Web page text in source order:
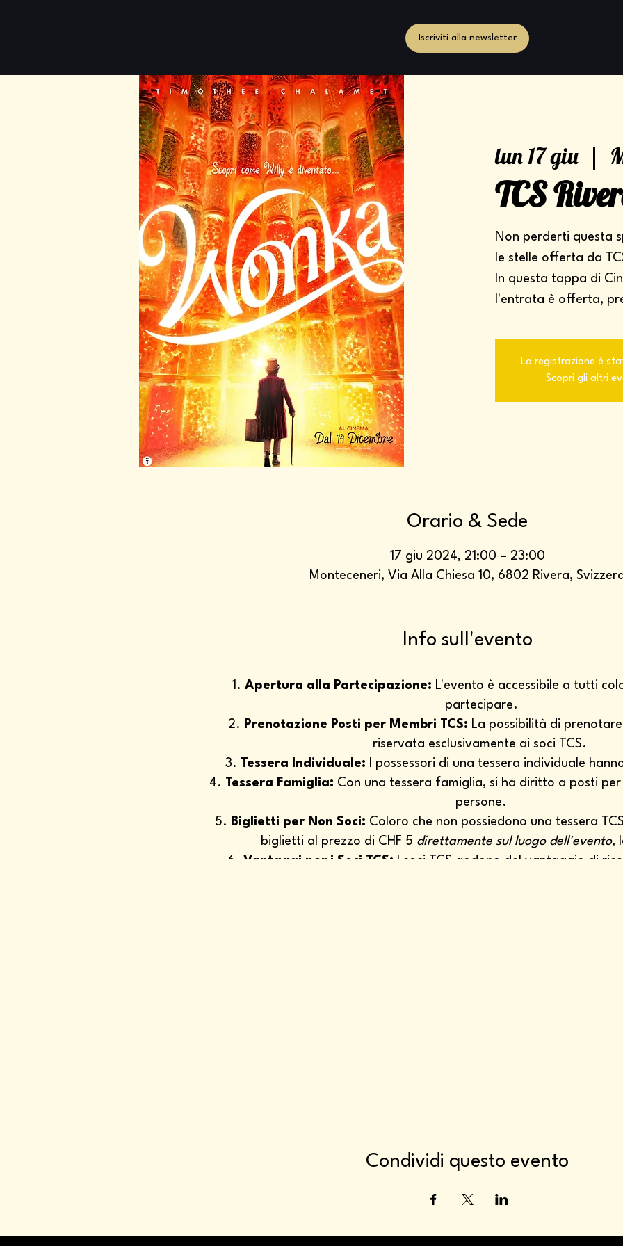
Iscriviti alla newsletter
lun 17 giu
  |
TCS
Non perderti questa
le stelle offerta da
In questa tappa di
La registrazione è
Scopri gli altri
Orario & Sede
17 giu 2024, 21:00 – 23:00
Monteceneri, Via Alla Chiesa 10, 6802 Rivera,
Info sull'evento
Apertura alla Partecipazione: L'evento è accessibile a tutti
partecipare.
Prenotazione Posti per Membri TCS: La possibilità di
riservata esclusivamente ai soci TCS.
Tessera Individuale: I possessori di una tessera individuale
Tessera Famiglia: Con una tessera famiglia, si ha diritto a posti
persone.
Biglietti per Non Soci: Coloro che non possiedono una tessera
biglietti al prezzo di CHF 5 direttamente sul luogo dell'evento,
Vantaggi per i Soci TCS: I soci TCS godono del vantaggio di
Condividi questo evento